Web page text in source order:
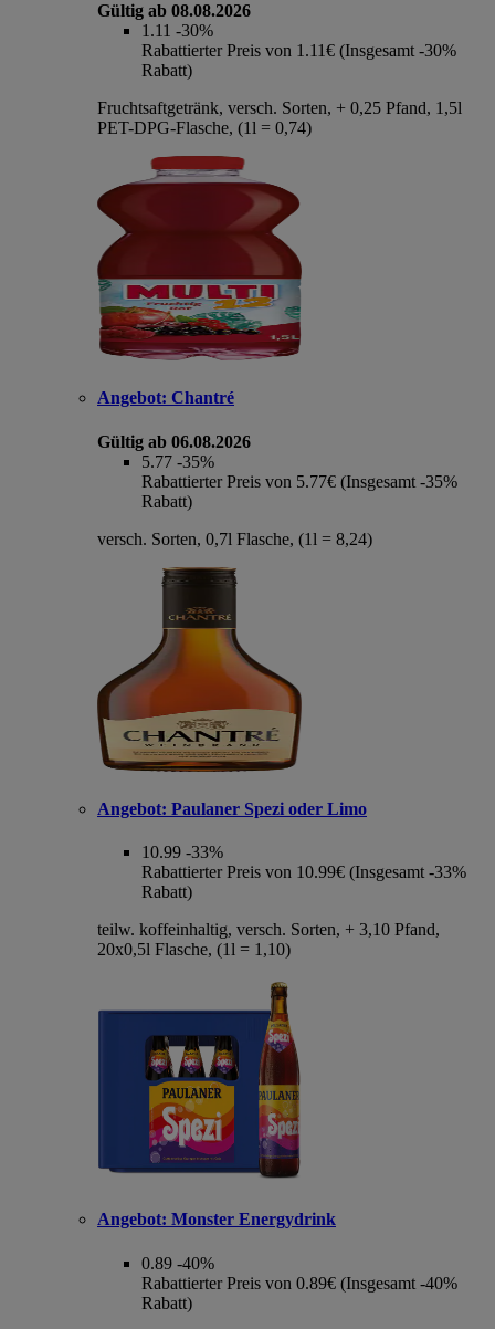
Gültig ab 08.08.2026
1.11 -30%
Rabattierter Preis von 1.11€ (Insgesamt -30%
Rabatt)
Fruchtsaftgetränk, versch. Sorten, + 0,25 Pfand, 1,5l
PET-DPG-Flasche, (1l = 0,74)
Angebot: Chantré
Gültig ab 06.08.2026
5.77 -35%
Rabattierter Preis von 5.77€ (Insgesamt -35%
Rabatt)
versch. Sorten, 0,7l Flasche, (1l = 8,24)
Angebot: Paulaner Spezi oder Limo
10.99 -33%
Rabattierter Preis von 10.99€ (Insgesamt -33%
Rabatt)
teilw. koffeinhaltig, versch. Sorten, + 3,10 Pfand,
20x0,5l Flasche, (1l = 1,10)
Angebot: Monster Energydrink
0.89 -40%
Rabattierter Preis von 0.89€ (Insgesamt -40%
Rabatt)